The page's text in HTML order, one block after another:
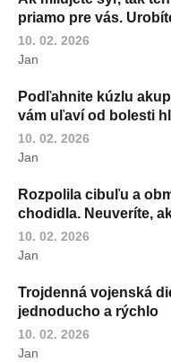
priamo pre vás.
10. 02. 2026
Jan
Podľahnite kúzlu
vám uľaví od bolesti
10. 02. 2026
Jan
Rozpolila cibuľu a
chodidla. Neuveríte,
10. 02. 2026
Jan
Trojdenná vojenská
jednoducho a rýchlo
10. 02. 2026
Jan